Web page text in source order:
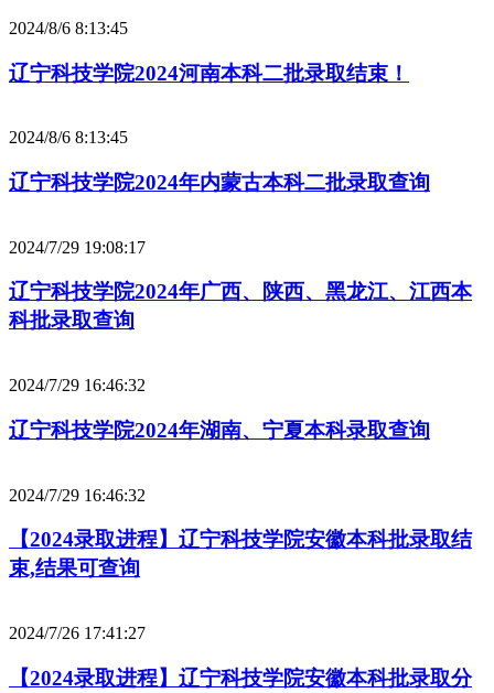
2024/8/6 8:13:45
辽宁科技学院2024河南本科二批录取结束！
2024/8/6 8:13:45
辽宁科技学院2024年内蒙古本科二批录取查询
2024/7/29 19:08:17
辽宁科技学院2024年广西、陕西、黑龙江、江西本
科批录取查询
2024/7/29 16:46:32
辽宁科技学院2024年湖南、宁夏本科录取查询
2024/7/29 16:46:32
【2024录取进程】辽宁科技学院安徽本科批录取结
束,结果可查询
2024/7/26 17:41:27
【2024录取进程】辽宁科技学院安徽本科批录取分